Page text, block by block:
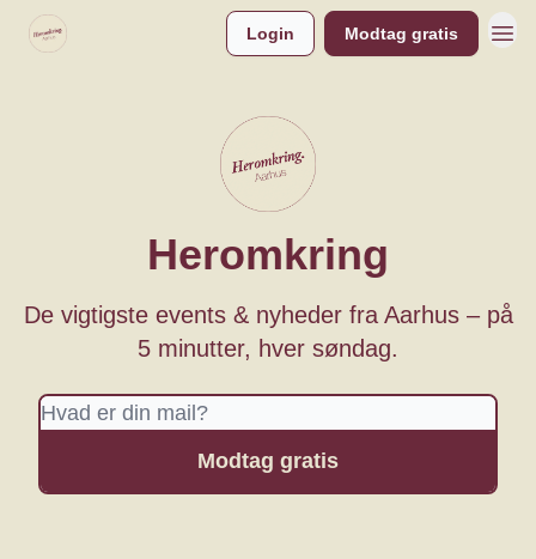
Login Modtag gratis
Heromkring
De vigtigste events & nyheder fra Aarhus – på
5 minutter, hver søndag.